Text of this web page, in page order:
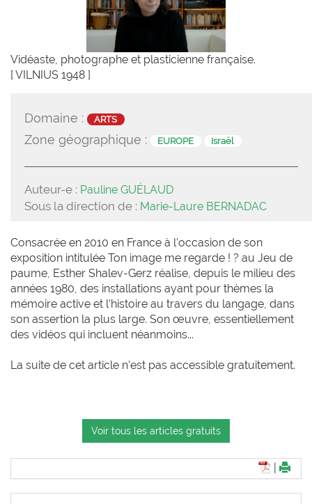
Vidéaste, photographe et plasticienne française.
[ VILNIUS 1948 ]
Domaine : ARTS
Zone géographique : EUROPE Israël
Auteur-e : Pauline GUÉLAUD
Sous la direction de : Marie-Laure BERNADAC
Consacrée en 2010 en France à l’occasion de son
exposition intitulée Ton image me regarde ! ? au Jeu de
paume, Esther Shalev-Gerz réalise, depuis le milieu des
années 1980, des installations ayant pour thèmes la
mémoire active et l’histoire au travers du langage, dans
son assertion la plus large. Son œuvre, essentiellement
des vidéos qui incluent néanmoins...
La suite de cet article n'est pas accessible gratuitement.
Voir tous les articles gratuits